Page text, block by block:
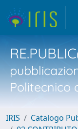
Politecnico
IRIS
Catalogo